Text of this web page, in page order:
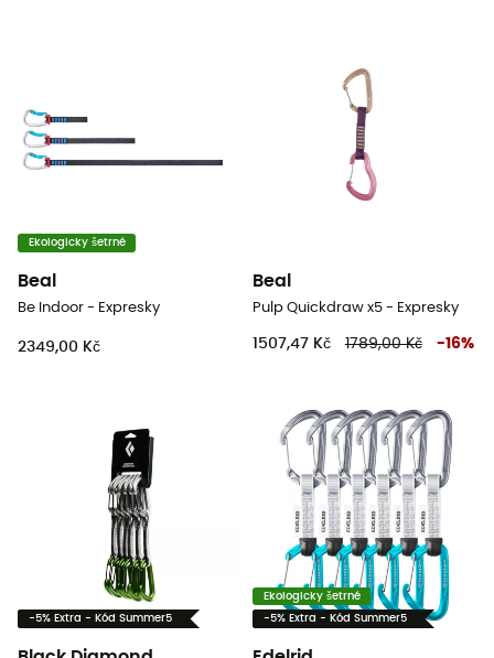
Ekologicky šetrné
Beal
Be Indoor - Expresky
2349,00 Kč
Beal
Pulp Quickdraw x5 - Expresky
1507,47 Kč 1789,00 Kč -16%
-5% Extra - Kód Summer5
Ekologicky šetrné
-5% Extra - Kód Summer5